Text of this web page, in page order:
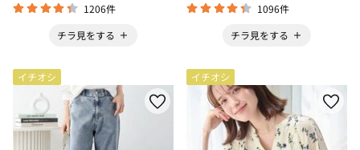
1206件
チラ見をする
1096件
チラ見をする
イチオシ イチオシ